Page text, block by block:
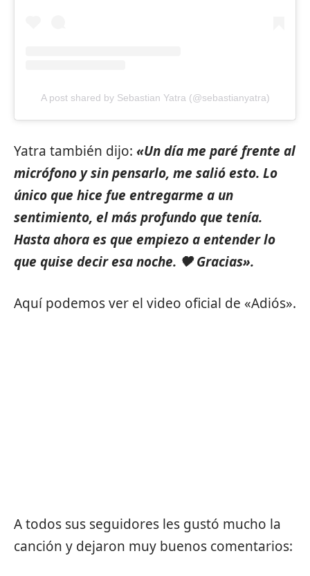
A post shared by Sebastian Yatra (@sebastianyatra)
Yatra también dijo: «Un día me paré frente al
micrófono y sin pensarlo, me salió esto. Lo
único que hice fue entregarme a un
sentimiento, el más profundo que tenía.
Hasta ahora es que empiezo a entender lo
que quise decir esa noche. 🖤 Gracias».
Aquí podemos ver el video oficial de «Adiós».
A todos sus seguidores les gustó mucho la
canción y dejaron muy buenos comentarios: